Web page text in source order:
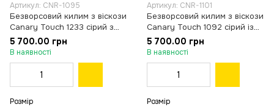
Артикул: CNR-1095
Безворсовий килим з віскози
Canary Touch 1233 сірий з
бежевим, 80×150 см
5 700.00 грн
В наявності
Розмір
Артикул: CNR-1101
Безворсовий килим з віскози
Canary Touch 1092 сірий із
синім, 80×150 см
5 700.00 грн
В наявності
Розмір